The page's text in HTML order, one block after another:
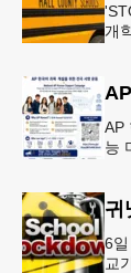
개
AP
능
귀
6
교